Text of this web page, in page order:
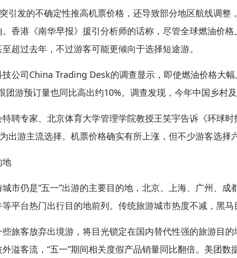
发的不确定性推高机票价格，还导致部分地区航线调整
香港《南华早报》援引分析师的话称，尽管全球燃油价格
超过去年，不过游客可能更倾向于选择短途游。
司China Trading Desk的调查显示，即使燃油价格大幅
团游预订量也同比高出约10%。调查发现，今年中国乡村
专家、北京体育大学管理学院教授王笑宇告诉《环球时
出游主流选择。机票价格确实有所上涨，但不少游客选择
地
仍是“五一”出游的主要目的地，北京、上海、广州、成
平台热门出行目的地前列。传统旅游城市热度不减，黑马
客放弃出境游，将目光锁定在国内替代性强的旅游目的
溢客流，“五一”期间相关度假产品销量同比翻倍。美团数